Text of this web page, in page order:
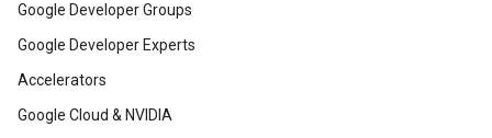
Google Developer Groups
Google Developer Experts
Accelerators
Google Cloud & NVIDIA